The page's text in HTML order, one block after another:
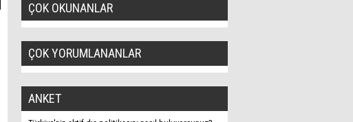
ÇOK OKUNANLAR
ÇOK YORUMLANANLAR
ANKET